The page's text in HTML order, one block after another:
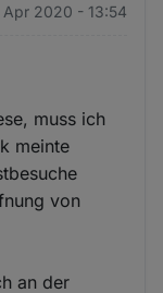
2020 - 13:54
muss ich
meinte
von
an der